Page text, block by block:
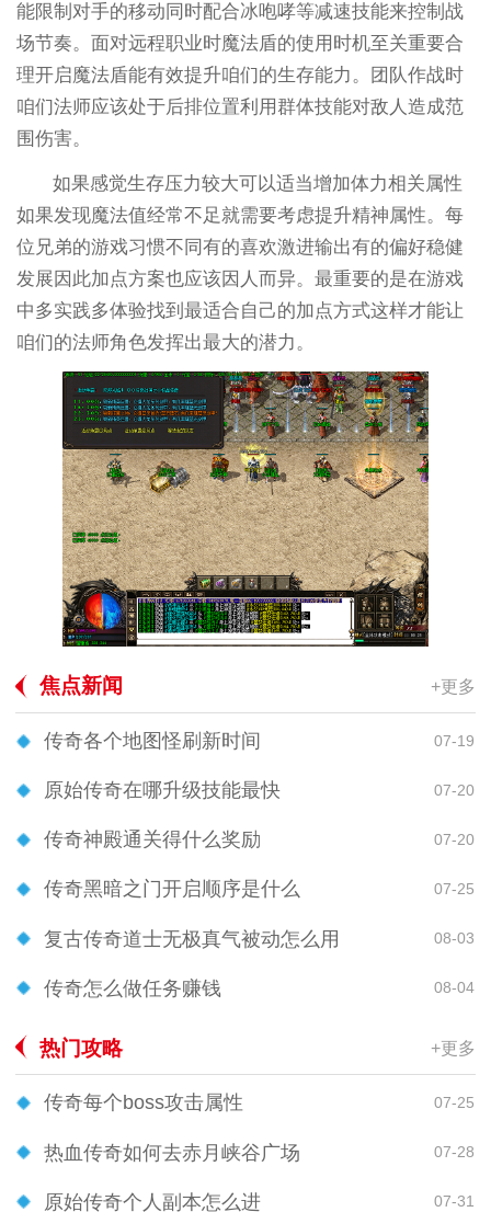
能限制对手的移动同时配合冰咆哮等减速技能来控制战
场节奏。面对远程职业时魔法盾的使用时机至关重要合
理开启魔法盾能有效提升咱们的生存能力。团队作战时
咱们法师应该处于后排位置利用群体技能对敌人造成范
围伤害。
如果感觉生存压力较大可以适当增加体力相关属性
如果发现魔法值经常不足就需要考虑提升精神属性。每
位兄弟的游戏习惯不同有的喜欢激进输出有的偏好稳健
发展因此加点方案也应该因人而异。最重要的是在游戏
中多实践多体验找到最适合自己的加点方式这样才能让
咱们的法师角色发挥出最大的潜力。
焦点新闻 +更多
传奇各个地图怪刷新时间 07-19
原始传奇在哪升级技能最快 07-20
传奇神殿通关得什么奖励 07-20
传奇黑暗之门开启顺序是什么 07-25
复古传奇道士无极真气被动怎么用 08-03
传奇怎么做任务赚钱 08-04
热门攻略 +更多
传奇每个boss攻击属性 07-25
热血传奇如何去赤月峡谷广场 07-28
原始传奇个人副本怎么进 07-31